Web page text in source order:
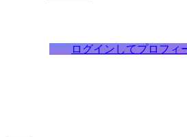
ログインしてプロフィ